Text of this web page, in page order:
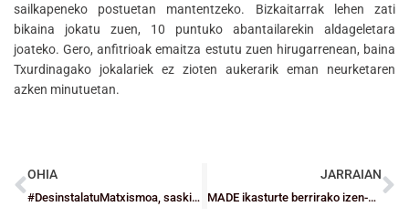
sailkapeneko postuetan mantentzeko. Bizkaitarrak lehen zati
bikaina jokatu zuen, 10 puntuko abantailarekin aldageletara
joateko. Gero, anfitrioak emaitza estutu zuen hirugarrenean, baina
Txurdinagako jokalariek ez zioten aukerarik eman neurketaren
azken minutuetan.
OHIA
#DesinstalatuMatxismoa, saskibaloitik ere bai, A25eko kanpaina
JARRAIAN
MADE ikasturte berrirako izen-ematea zabalik